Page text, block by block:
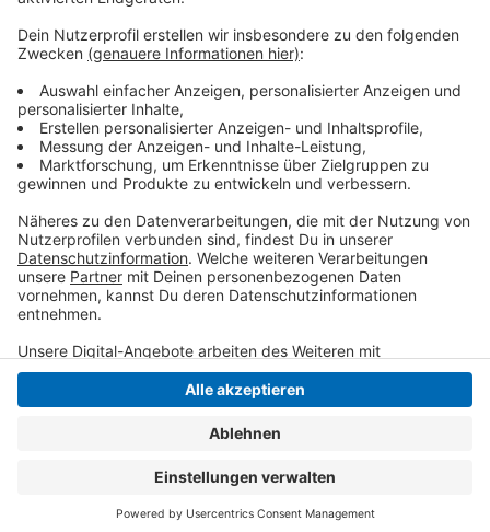
transportiert werden. Die Kosten für das Projekt
liegen bei rund 1,5 Milliarden Euro. Damit soll der
gedeckt werden.
Anzeige
Anzeige